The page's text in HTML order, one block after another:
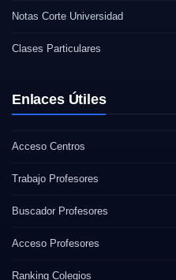
Notas Corte Universidad
Clases Particulares
Enlaces Útiles
Acceso Centros
Trabajo Profesores
Buscador Profesores
Acceso Profesores
Ranking Colegios